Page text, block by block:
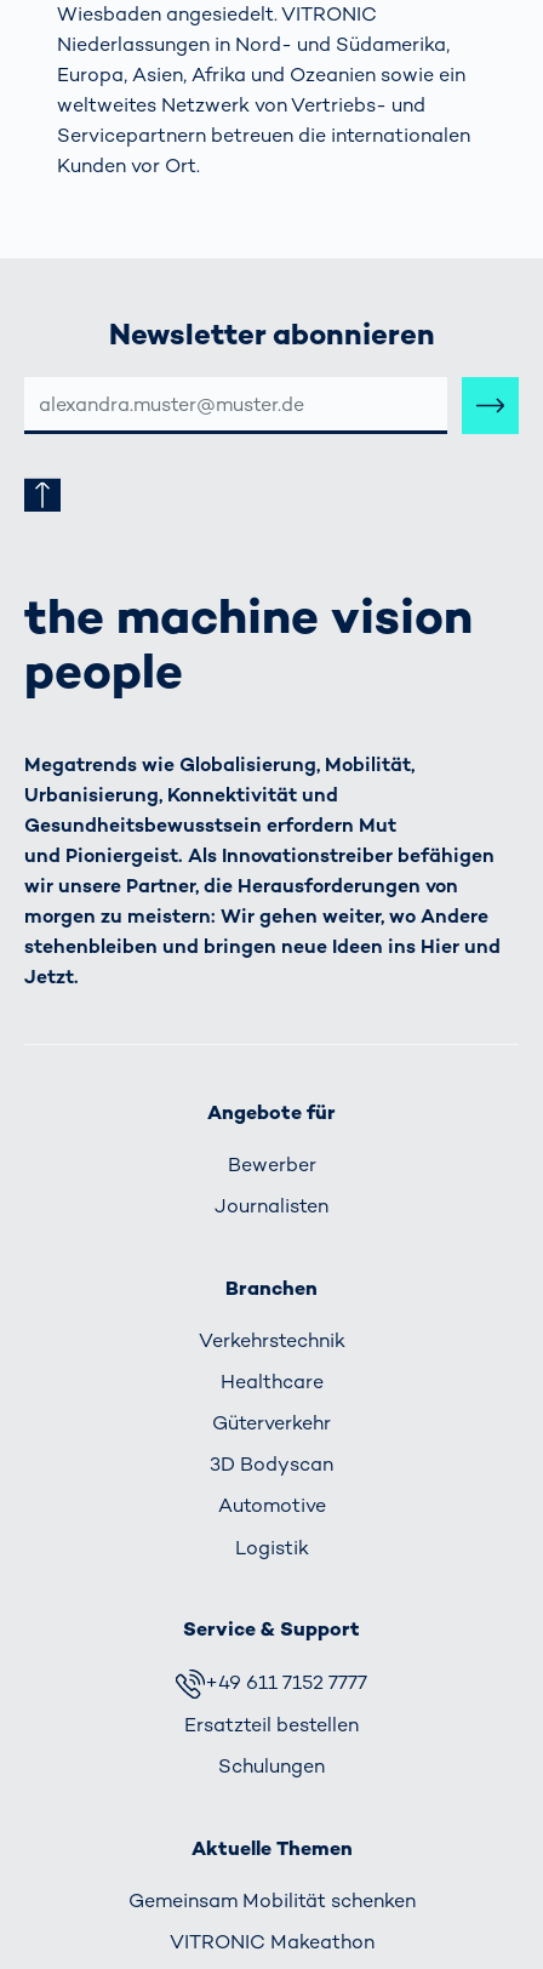
Wiesbaden angesiedelt. VITRONIC
Niederlassungen in Nord- und Südamerika,
Europa, Asien, Afrika und Ozeanien sowie ein
weltweites Netzwerk von Vertriebs- und
Servicepartnern betreuen die internationalen
Kunden vor Ort.
Newsletter abonnieren
MAIL-
ADRESSE
the machine vision
people
Megatrends wie Globalisierung, Mobilität,
Urbanisierung, Konnektivität und
Gesundheitsbewusstsein erfordern Mut
und Pioniergeist. Als Innovationstreiber befähigen
wir unsere Partner, die Herausforderungen von
morgen zu meistern: Wir gehen weiter, wo Andere
stehenbleiben und bringen neue Ideen ins Hier und
Jetzt.
Angebote für
Bewerber
Journalisten
Branchen
Verkehrs­technik
Healthcare
Güterverkehr
3D Bodyscan
Automotive
Logistik
Service & Support
+49 611 7152 7777
Ersatzteil bestellen
Schulungen
Aktuelle Themen
Gemeinsam Mobilität schenken
VITRONIC Makeathon